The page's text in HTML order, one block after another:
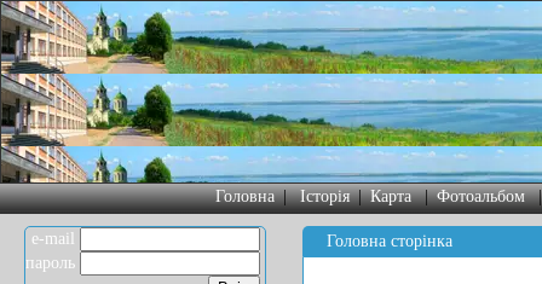
Головна | Історія | Карта | Фотоальбом |
e-mail
пароль
Головна сторінка